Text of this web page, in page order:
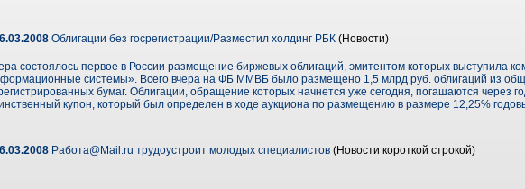
Облигации без госрегистрации/Разместил холдинг РБК (Новости)
состоялось первое в России размещение биржевых облигаций, эмитентом которых выступила
системы». Всего вчера на ФБ ММВБ было размещено 1,5 млрд руб. облигаций из
бумаг. Облигации, обращение которых начнется уже сегодня, погашаются через
купон, который был определен в ходе аукциона по размещению в размере 12,25%
Работа@Mail.ru трудоустроит молодых специалистов (Новости короткой строкой)